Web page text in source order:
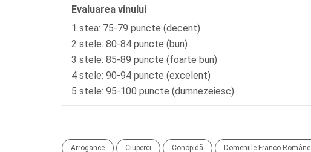
Evaluarea vinului
1 stea: 75-79 puncte (decent)
2 stele: 80-84 puncte (bun)
3 stele: 85-89 puncte (foarte bun)
4 stele: 90-94 puncte (excelent)
5 stele: 95-100 puncte (dumnezeiesc)
Arrogance Ciuperci Conopidă Domeniile Franco-Române